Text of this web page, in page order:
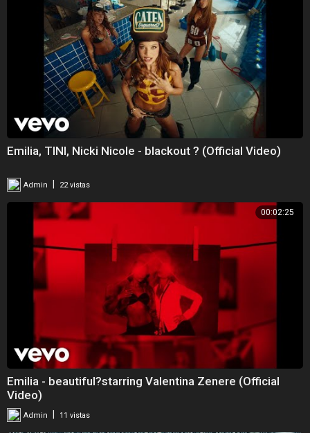
Emilia, TINI, Nicki Nicole - blackout ? (Official Video)
Admin 22 vistas
00:02:25
Emilia - beautiful?starring Valentina Zenere (Official
Video)
Admin 11 vistas